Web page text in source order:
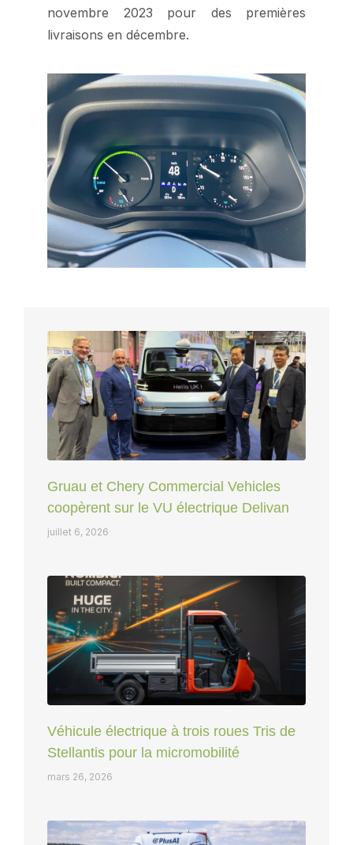
novembre 2023 pour des premières
livraisons en décembre.
Gruau et Chery Commercial Vehicles
coopèrent sur le VU électrique Delivan
juillet 6, 2026
Véhicule électrique à trois roues Tris de
Stellantis pour la micromobilité
mars 26, 2026